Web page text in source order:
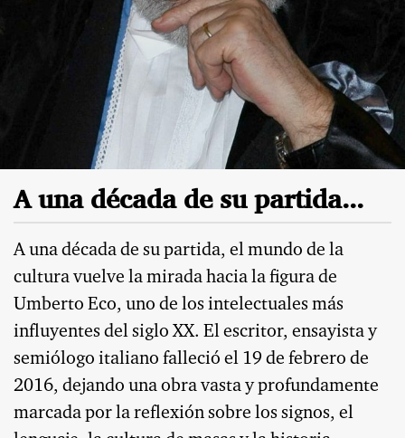
A una década de su partida...
A una década de su partida, el mundo de la
cultura vuelve la mirada hacia la figura de
Umberto Eco, uno de los intelectuales más
influyentes del siglo XX. El escritor, ensayista y
semiólogo italiano falleció el 19 de febrero de
2016, dejando una obra vasta y profundamente
marcada por la reflexión sobre los signos, el